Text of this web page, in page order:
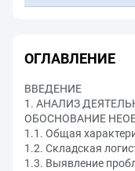
ОГЛАВЛЕНИЕ
ВВЕДЕНИЕ
1. АНАЛИЗ
ОБОСНОВАНИЕ
1.1. Общая
1.2. Складская
1.3. Выявление